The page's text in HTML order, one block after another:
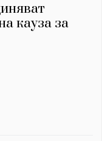
кауза за